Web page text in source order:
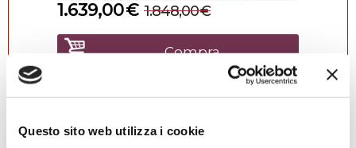
Questo sito web utilizza i cookie
€
1.639,00 €
1.848,00
Compra